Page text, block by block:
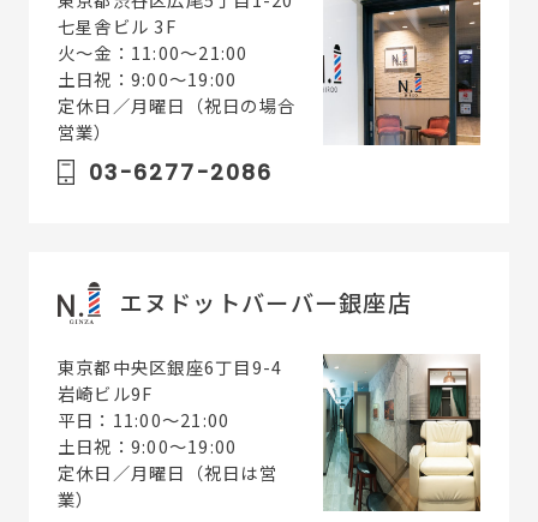
七星舎ビル 3F
火〜金：11:00～21:00
土日祝：9:00～19:00
定休日／月曜日（祝日の場合
営業）
03-6277-2086
エヌドットバーバー銀座店
東京都中央区銀座6丁目9-4
岩崎ビル9F
平日：11:00～21:00
土日祝：9:00～19:00
定休日／月曜日（祝日は営
業）